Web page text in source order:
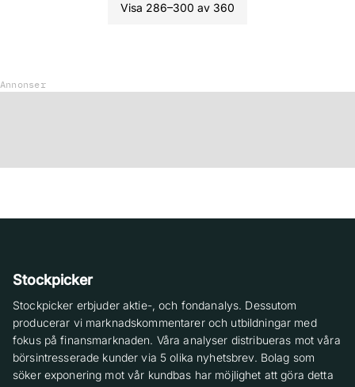
Visa 286–300 av 360
Annonser
Stockpicker
Stockpicker erbjuder aktie-, och fondanalys. Dessutom
producerar vi marknadskommentarer och utbildningar med
fokus på finansmarknaden. Våra analyser distribueras mot våra
börsintresserade kunder via 5 olika nyhetsbrev. Bolag som
söker exponering mot vår kundbas har möjlighet att göra detta